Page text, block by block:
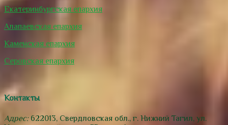
Екатеринбургская епархия
Алапаевская епархия
Каменская епархия
Серовская епархия
Контакты
Адрес:622013, Свердловская обл., г. Нижний Тагил, ул.